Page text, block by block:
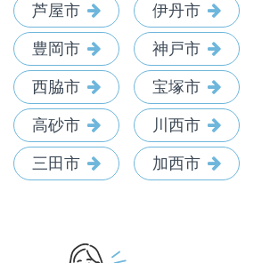
芦屋市 伊丹市
豊岡市 神戸市
西脇市 宝塚市
高砂市 川西市
三田市 加西市